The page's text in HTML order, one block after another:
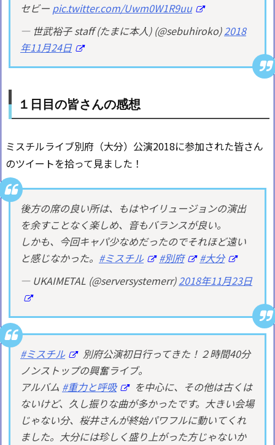
セビー pic.twitter.com/Uwm0W1R9uu
— 世武裕子 staff (たまに本人) (@sebuhiroko)2018
年11月24日
１日目の皆さんの感想
ミスチルライブ別府（大分）公演2018に参加された皆さん
のツイートを拾って見ました！
後方の席の良い所は、もはやイリュージョンの演出
を余すことなく楽しめ、音もバランスが良い。
しかも、今回キャパ少なめだったのでそれほど遠い
と感じなかった。 #ミスチル #別府
#大分
— UKAIMETAL (@serversystemerr)2018年11月23日
#ミスチル
別府公演初日行ってきた！２時間40分
ノンストップの興奮ライブ。
アルバム #重力と呼吸
を中心に、その他は古くは
ないけど、久し振りな曲が多かったです。大きい会場
じゃない分、桜井さんが終始パワフルに動いてくれ
ました。大分には珍しく盛り上がった方じゃないか